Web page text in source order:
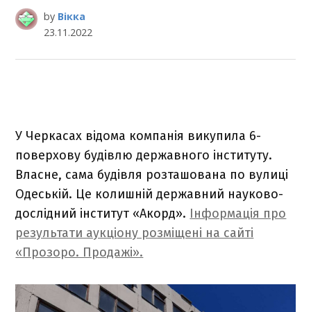
by Вікка
23.11.2022
У Черкасах відома компанія викупила 6-
поверхову будівлю державного інституту.
Власне, сама будівля розташована по вулиці
Одеській. Це колишній державний науково-
дослідний інститут «Акорд». Інформація про
результати аукціону розміщені на сайті
«Прозоро. Продажі».